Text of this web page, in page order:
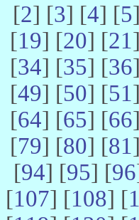
[2] [3] [4] [5
[19] [20] [21
[34] [35] [36
[49] [50] [51
[64] [65] [66
[79] [80] [81
[94] [95] [96
[107] [108] [